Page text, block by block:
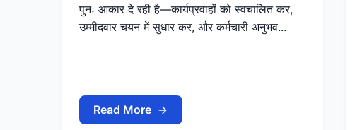
पुनः आकार दे रही है—कार्यप्रवाहों को स्वचालित कर,
उम्मीदवार चयन में सुधार कर, और कर्मचारी अनुभव...
Read More